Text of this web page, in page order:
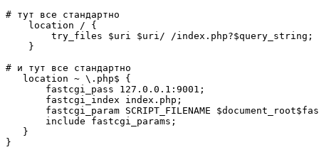
# тут все стандартно
    location / {
        try_files $uri $uri/ /index.php?$query_string;
    }
# и тут все стандартно
   location ~ \.php$ {
       fastcgi_pass 127.0.0.1:9001;
       fastcgi_index index.php;
fastcgi_param SCRIPT_FILENAME
       include fastcgi_params;
   }
}